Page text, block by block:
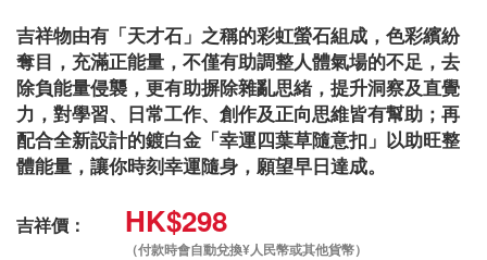
吉祥物由有「天才石」之稱的彩虹螢石組成，色彩繽紛
奪目，充滿正能量，不僅有助調整人體氣場的不足，去
除負能量侵襲，更有助摒除雜亂思緒，提升洞察及直覺
力，對學習、日常工作、創作及正向思維皆有幫助；再
配合全新設計的鍍白金「幸運四葉草隨意扣」以助旺整
體能量，讓你時刻幸運隨身，願望早日達成。
吉祥價： HK$298
（付款時會自動兌換¥人民幣或其他貨幣）